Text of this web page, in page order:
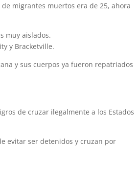
migrantes muertos era de 25, ahora
muy aislados.
y Bracketville.
y sus cuerpos ya fueron repatriados
de cruzar ilegalmente a los Estados
evitar ser detenidos y cruzan por